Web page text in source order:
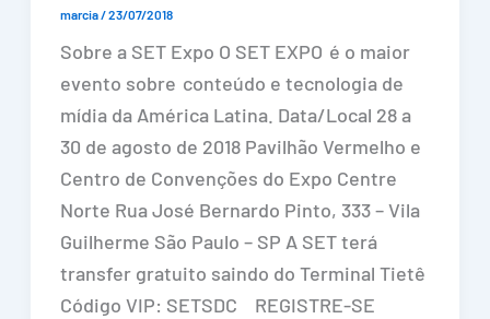
marcia /23/07/2018
Sobre a SET Expo O SET EXPO é o maior
evento sobre conteúdo e tecnologia de
mídia da América Latina. Data/Local 28 a
30 de agosto de 2018 Pavilhão Vermelho e
Centro de Convenções do Expo Centre
Norte Rua José Bernardo Pinto, 333 – Vila
Guilherme São Paulo – SP A SET terá
transfer gratuito saindo do Terminal Tietê
Código VIP: SETSDC REGISTRE-SE